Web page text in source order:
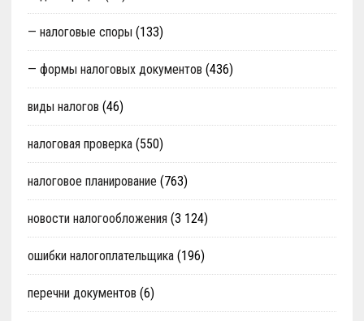
— налоговые споры (133)
— формы налоговых документов (436)
виды налогов (46)
налоговая проверка(550)
налоговое планирование (763)
новости налогообложения (3 124)
ошибки налогоплательщика(196)
перечни документов (6)